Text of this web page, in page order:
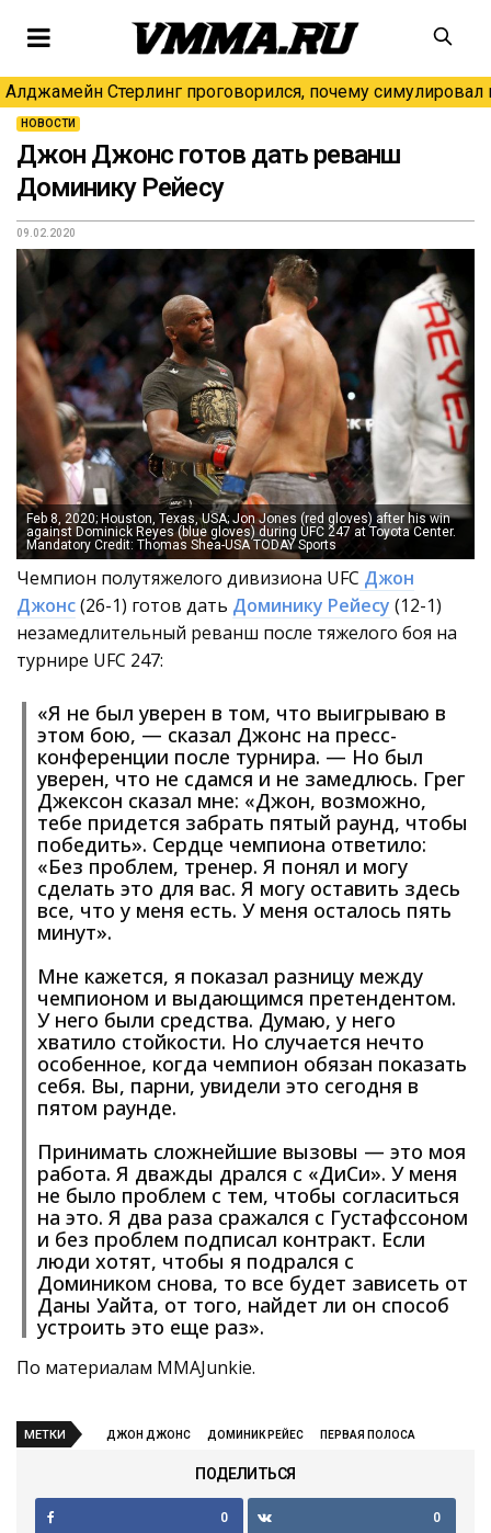
Алджамейн Стерлинг проговорился, почему симулировал
НОВОСТИ
Джон Джонс готов дать реванш
Доминику Рейесу
09.02.2020
Feb 8, 2020; Houston, Texas, USA; Jon Jones (red gloves) after his win
against Dominick Reyes (blue gloves) during UFC 247 at Toyota Center.
Mandatory Credit: Thomas Shea-USA TODAY Sports
Чемпион полутяжелого дивизиона UFC Джон
Джонс(26-1) готов дать Доминику Рейесу (12-1)
незамедлительный реванш после тяжелого боя на
турнире UFC 247:
«Я не был уверен в том, что выигрываю в
этом бою, — сказал Джонс на пресс-
конференции после турнира. — Но был
уверен, что не сдамся и не замедлюсь. Грег
Джексон сказал мне: «Джон, возможно,
тебе придется забрать пятый раунд, чтобы
победить». Сердце чемпиона ответило:
«Без проблем, тренер. Я понял и могу
сделать это для вас. Я могу оставить здесь
все, что у меня есть. У меня осталось пять
минут».
Мне кажется, я показал разницу между
чемпионом и выдающимся претендентом.
У него были средства. Думаю, у него
хватило стойкости. Но случается нечто
особенное, когда чемпион обязан показать
себя. Вы, парни, увидели это сегодня в
пятом раунде.
Принимать сложнейшие вызовы — это моя
работа. Я дважды дрался с «ДиСи». У меня
не было проблем с тем, чтобы согласиться
на это. Я два раза сражался с Густафссоном
и без проблем подписал контракт. Если
люди хотят, чтобы я подрался с
Домиником снова, то все будет зависеть от
Даны Уайта, от того, найдет ли он способ
устроить это еще раз».
По материалам MMAJunkie.
МЕТКИ ДЖОН ДЖОНС ДОМИНИК РЕЙЕС ПЕРВАЯ ПОЛОСА
ПОДЕЛИТЬСЯ
0 0